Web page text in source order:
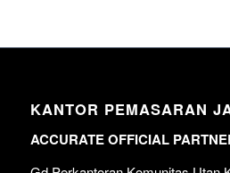
KANTOR PEMASARAN
ACCURATE OFFICIAL